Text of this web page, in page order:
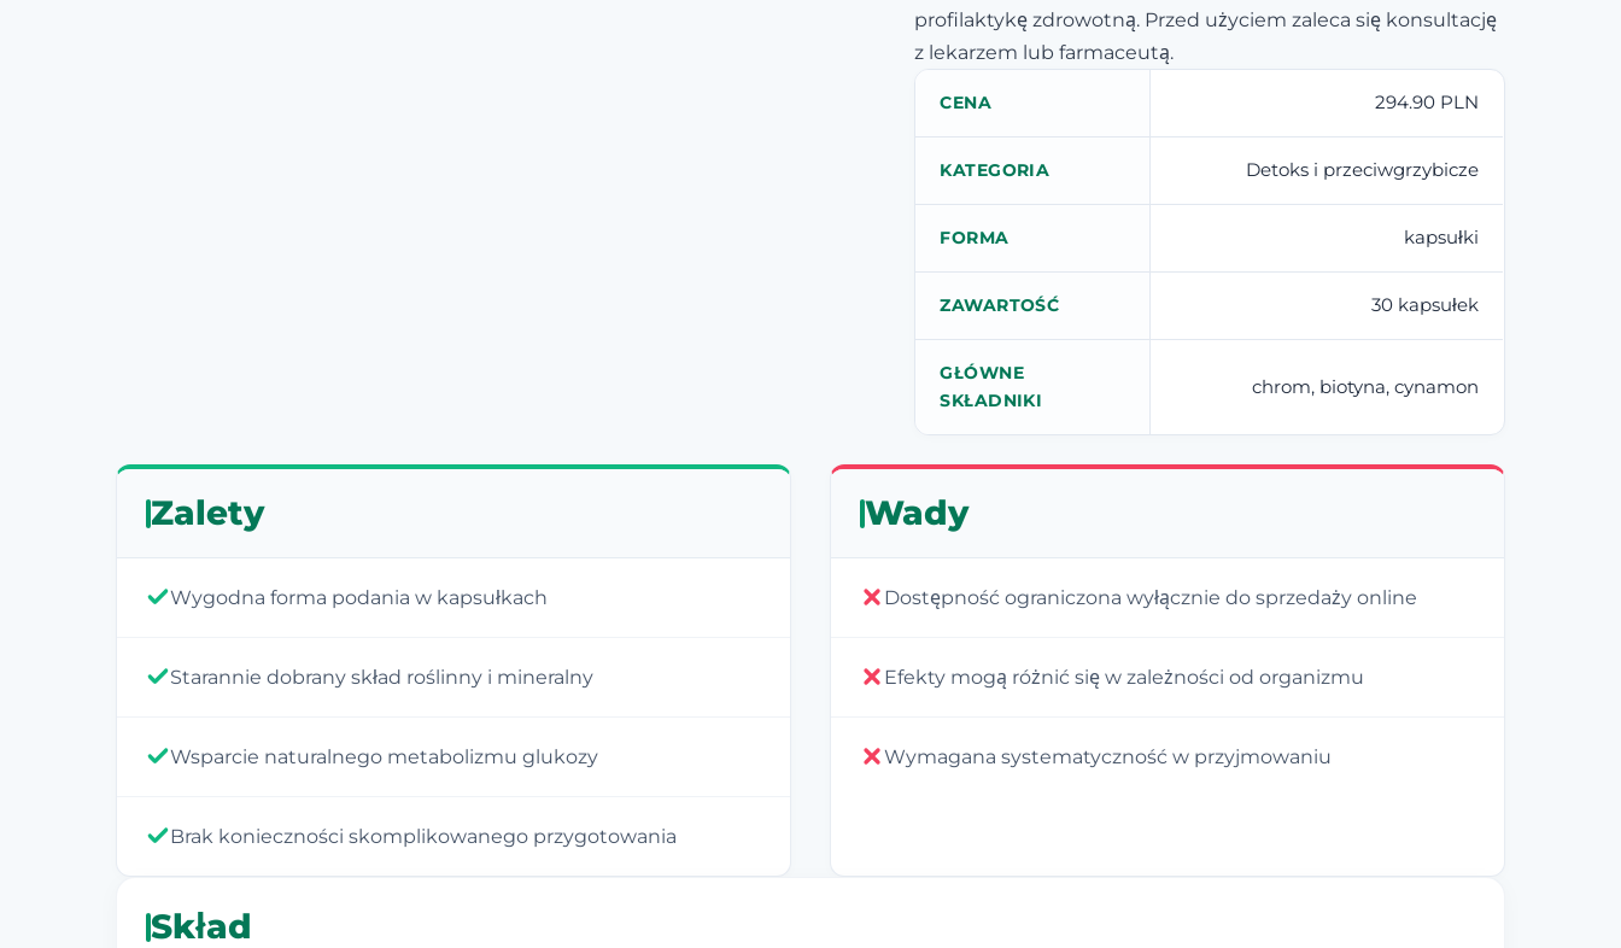
profilaktykę zdrowotną. Przed użyciem zaleca się konsultację
z lekarzem lub farmaceutą.
CENA 294.90 PLN
KATEGORIA Detoks i przeciwgrzybicze
FORMA kapsułki
ZAWARTOŚĆ 30 kapsułek
GŁÓWNE
SKŁADNIKI
chrom, biotyna, cynamon
Zalety
Wygodna forma podania w kapsułkach
Starannie dobrany skład roślinny i mineralny
Wsparcie naturalnego metabolizmu glukozy
Brak konieczności skomplikowanego przygotowania
Wady
Dostępność ograniczona wyłącznie do sprzedaży online
Efekty mogą różnić się w zależności od organizmu
Wymagana systematyczność w przyjmowaniu
Skład